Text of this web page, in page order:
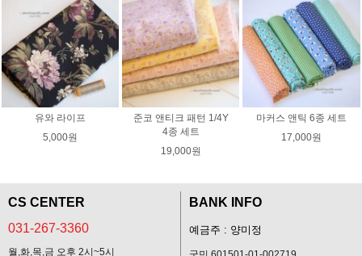
유와 라이프
5,000원
준코 앤티크 패턴 1/4Y
4종 세트
19,000원
마커스 앤틱 6종 세트
17,000원
CS CENTER
031-267-3360
월,화,목,금 오후 2시~5시
BANK INFO
예금주 : 양미정